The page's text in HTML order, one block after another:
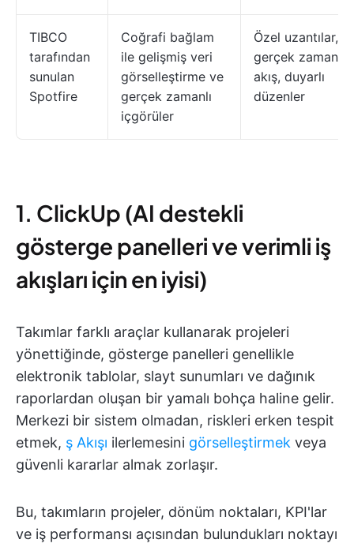
TIBCO
tarafından
sunulan
Spotfire
Coğrafi bağlam
ile gelişmiş veri
görselleştirme ve
gerçek zamanlı
içgörüler
Özel uzantılar,
gerçek zamanlı
akış, duyarlı
düzenler
1. ClickUp (AI destekli
gösterge panelleri ve verimli iş
akışları için en iyisi)
Takımlar farklı araçlar kullanarak projeleri
yönettiğinde, gösterge panelleri genellikle
elektronik tablolar, slayt sunumları ve dağınık
raporlardan oluşan bir yamalı bohça haline gelir.
Merkezi bir sistem olmadan, riskleri erken tespit
etmek, ş Akışı ilerlemesini görselleştirmek veya
güvenli kararlar almak zorlaşır.
Bu, takımların projeler, dönüm noktaları, KPI'lar
ve iş performansı açısından bulundukları noktayı